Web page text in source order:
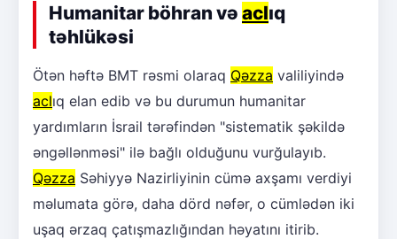
Humanitar böhran və aclıq
təhlükəsi
Ötən həftə BMT rəsmi olaraq Qəzza valiliyində
aclıq elan edib və bu durumun humanitar
yardımların İsrail tərəfindən "sistematik şəkildə
əngəllənməsi" ilə bağlı olduğunu vurğulayıb.
Qəzza Səhiyyə Nazirliyinin cümə axşamı verdiyi
məlumata görə, daha dörd nəfər, o cümlədən iki
uşaq ərzaq çatışmazlığından həyatını itirib.